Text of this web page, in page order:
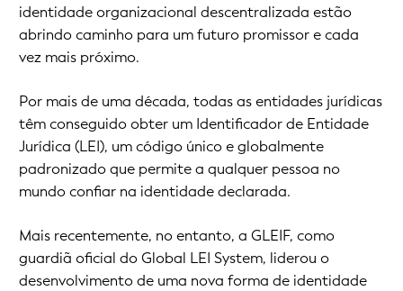
identidade organizacional descentralizada estão
abrindo caminho para um futuro promissor e cada
vez mais próximo.
Por mais de uma década, todas as entidades jurídicas
têm conseguido obter um Identificador de Entidade
Jurídica (LEI), um código único e globalmente
padronizado que permite a qualquer pessoa no
mundo confiar na identidade declarada.
Mais recentemente, no entanto, a GLEIF, como
guardiã oficial do Global LEI System, liderou o
desenvolvimento de uma nova forma de identidade